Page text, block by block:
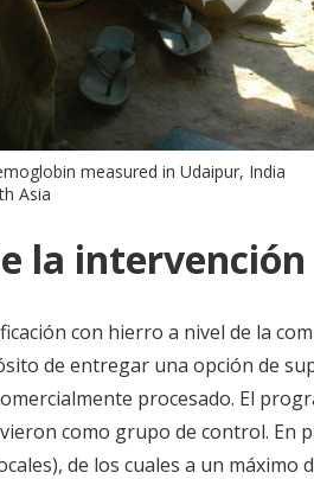
measured in Udaipur, India
Asia
la intervención
con hierro a nivel de la
de entregar una opción de
procesado. El
como grupo de control. En
de los cuales a un máximo